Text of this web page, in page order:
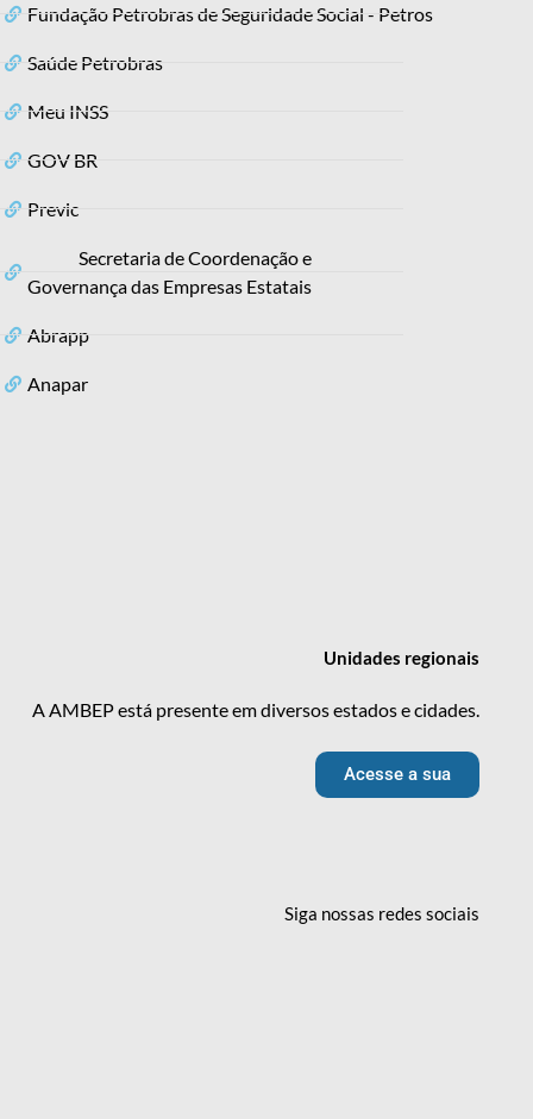
Fundação Petrobras de Seguridade Social - Petros
Saúde Petrobras
Meu INSS
GOV BR
Previc
Secretaria de Coordenação e
Governança das Empresas Estatais
Abrapp
Anapar
Unidades regionais
A AMBEP está presente em diversos estados e cidades.
Acesse a sua
Siga nossas redessociais